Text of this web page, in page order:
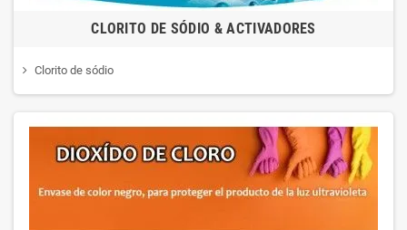
CLORITO DE SÓDIO & ACTIVADORES
Clorito de sódio